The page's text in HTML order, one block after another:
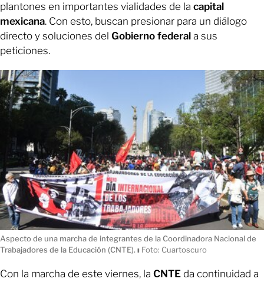
plantones en importantes vialidades de la capital
mexicana. Con esto, buscan presionar para un diálogo
directo y soluciones del Gobierno federal a sus
peticiones.
Aspecto de una marcha de integrantes de la Coordinadora Nacional de
Trabajadores de la Educación (CNTE).ı Foto: Cuartoscuro
Con la marcha de este viernes, la CNTE da continuidad a